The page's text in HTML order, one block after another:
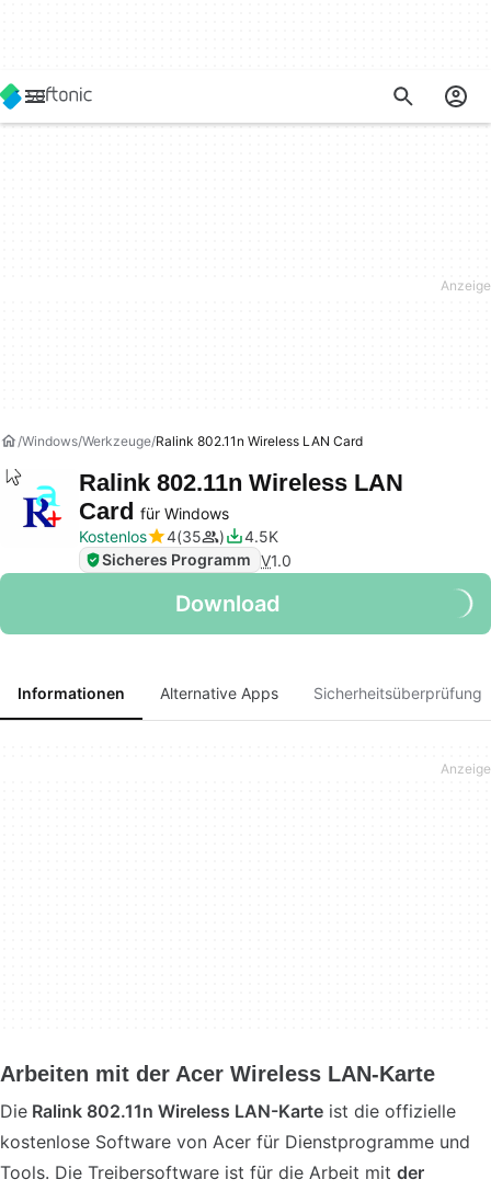
Windows Werkzeuge Ralink 802.11n Wireless LAN Card
Ralink 802.11n Wireless LAN
Card für Windows
Kostenlos
4 35
4.5K
Sicheres Programm V1.0
Download
Informationen Alternative Apps Sicherheitsüberprüfung
Arbeiten mit der Acer Wireless LAN-Karte
Die Ralink 802.11n Wireless LAN-Karte ist die offizielle
kostenlose Software von Acer für Dienstprogramme und
Tools. Die Treibersoftware ist für die Arbeit mit der